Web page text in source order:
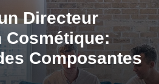
Directeur
Cosmétique:
Composantes
m'inscris
le club